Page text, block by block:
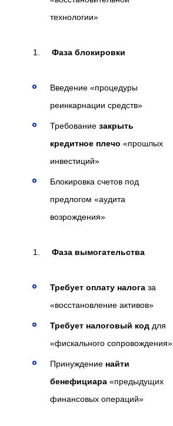
технологии»
Фаза блокировки
Введение «процедуры
реинкарнации средств»
Требование закрыть
кредитное плечо «прошлых
инвестиций»
Блокировка счетов под
предлогом «аудита
возрождения»
Фаза вымогательства
Требует оплату налога за
«восстановление активов»
Требует налоговый код для
«фискального сопровождения»
Принуждение найти
бенефициара «предыдущих
финансовых операций»